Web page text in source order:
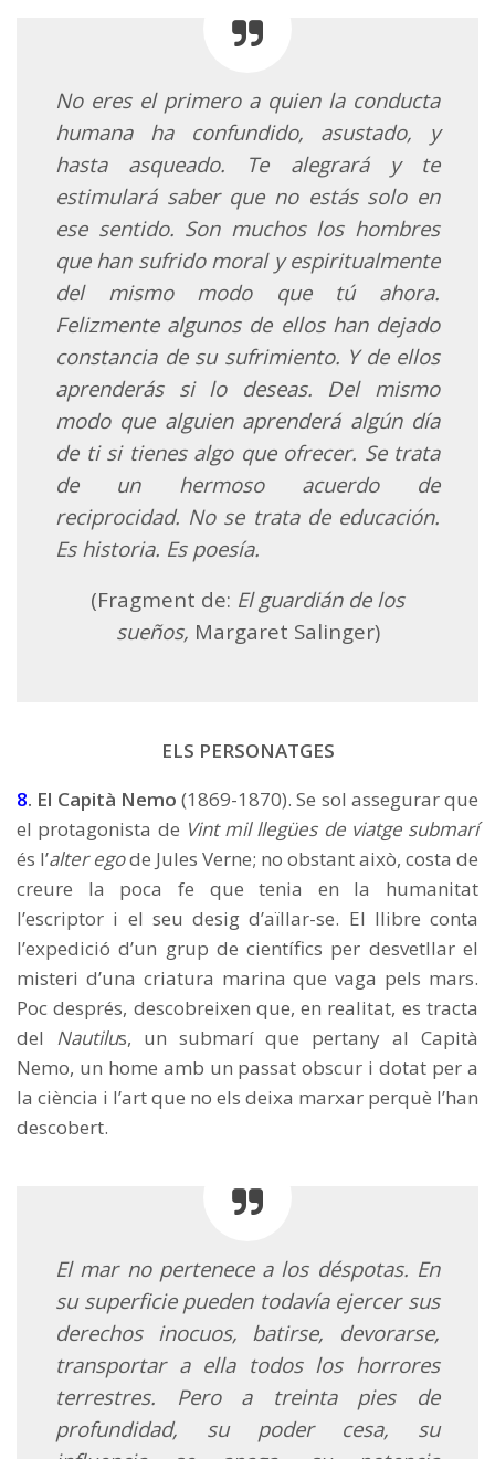
No eres el primero a quien la conducta
humana ha confundido, asustado, y
hasta asqueado. Te alegrará y te
estimulará saber que no estás solo en
ese sentido. Son muchos los hombres
que han sufrido moral y espiritualmente
del mismo modo que tú ahora.
Felizmente algunos de ellos han dejado
constancia de su sufrimiento. Y de ellos
aprenderás si lo deseas. Del mismo
modo que alguien aprenderá algún día
de ti si tienes algo que ofrecer. Se trata
de un hermoso acuerdo de
reciprocidad. No se trata de educación.
Es historia. Es poesía.
(Fragment de: El guardián de los
sueños, Margaret Salinger)
ELS PERSONATGES
8. El Capità Nemo (1869-1870). Se sol assegurar que
el protagonista de Vint mil llegües de viatge submarí
és l’alter egode Jules Verne; no obstant això, costa de
creure la poca fe que tenia en la humanitat
l’escriptor i el seu desig d’aïllar-se. El llibre conta
l’expedició d’un grup de científics per desvetllar el
misteri d’una criatura marina que vaga pels mars.
Poc després, descobreixen que, en realitat, es tracta
del Nautilus, un submarí que pertany al Capità
Nemo, un home amb un passat obscur i dotat per a
la ciència i l’art que no els deixa marxar perquè l’han
descobert.
El mar no pertenece a los déspotas. En
su superficie pueden todavía ejercer sus
derechos inocuos, batirse, devorarse,
transportar a ella todos los horrores
terrestres. Pero a treinta pies de
profundidad, su poder cesa, su